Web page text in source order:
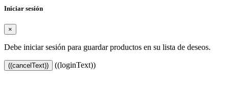
Iniciar sesión
×
Debe iniciar sesión para guardar productos en su lista de deseos.
((cancelText)) ((loginText))